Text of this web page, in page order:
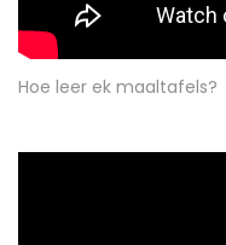
Hoe leer ek maaltafels?